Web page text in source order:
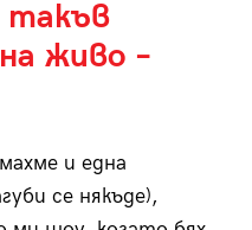
такъв
живо –
и една
се някъде),